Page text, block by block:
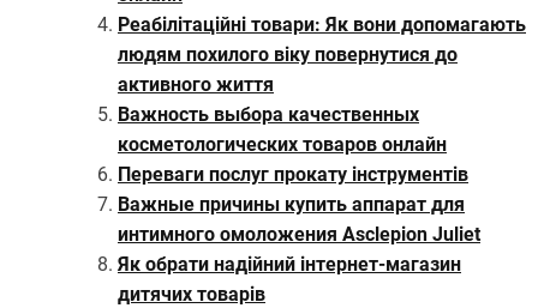
Реабілітаційні товари: Як вони допомагають
людям похилого віку повернутися до
активного життя
Важность выбора качественных
косметологических товаров онлайн
Переваги послуг прокату інструментів
Важные причины купить аппарат для
интимного омоложения Asclepion Juliet
Як обрати надійний інтернет-магазин
дитячих товарів